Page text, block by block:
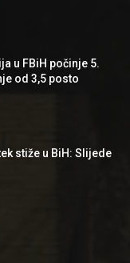
u FBiH počinje 5.
od 3,5 posto
stiže u BiH: Slijede